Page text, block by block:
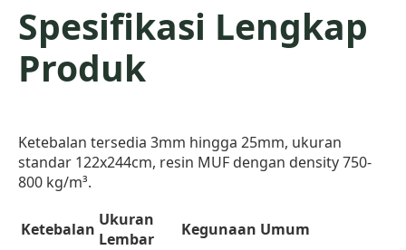
Spesifikasi Lengkap
Produk
Ketebalan tersedia 3mm hingga 25mm, ukuran
standar 122x244cm, resin MUF dengan density 750-
800 kg/m³.
Ketebalan Ukuran
Lembar
Kegunaan Umum